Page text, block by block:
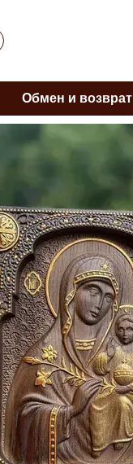
Обмен и возврат